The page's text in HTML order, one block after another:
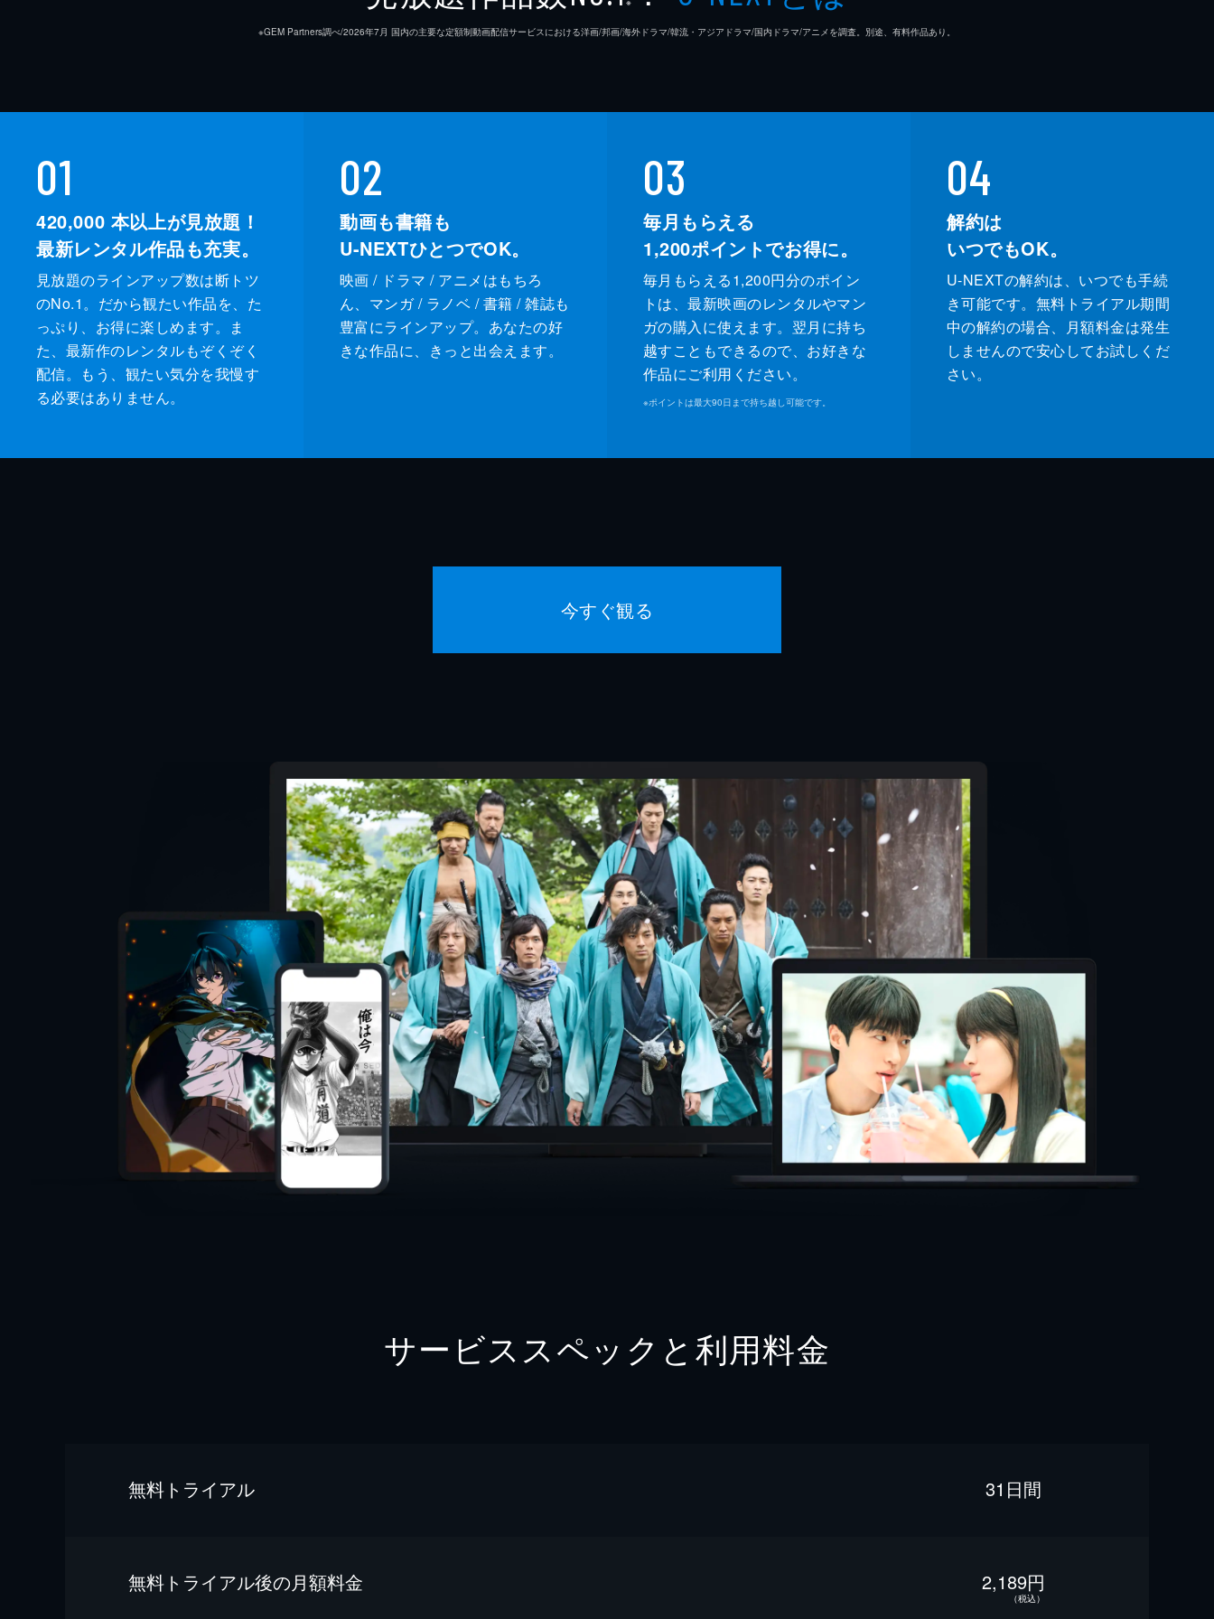
※GEM Partners調べ/2026年7⽉ 国内の主要な定額制動画配信サービスにおける洋画/邦画/海外ドラマ/韓流・アジアドラマ/国内ドラマ/アニメを調査。別途、有料作品あり。
01
420,000 本以上が見放題！
最新レンタル作品も充実。
見放題のラインアップ数は断トツ
のNo.1。だから観たい作品を、た
っぷり、お得に楽しめます。ま
た、最新作のレンタルもぞくぞく
配信。もう、観たい気分を我慢す
る必要はありません。
02
動画も書籍も
U-NEXTひとつでOK。
映画 / ドラマ / アニメはもちろ
ん、マンガ / ラノベ / 書籍 / 雑誌も
豊富にラインアップ。あなたの好
きな作品に、きっと出会えます。
03
毎月もらえる
1,200ポイントでお得に。
毎月もらえる1,200円分のポイン
トは、最新映画のレンタルやマン
ガの購入に使えます。翌月に持ち
越すこともできるので、お好きな
作品にご利用ください。
※ポイントは最大90日まで持ち越し可能です。
04
解約は
いつでもOK。
U-NEXTの解約は、いつでも手続
き可能です。無料トライアル期間
中の解約の場合、月額料金は発生
しませんので安心してお試しくだ
さい。
今すぐ観る
サービススペックと利用料金
無料トライアル 31日間
無料トライアル後の⽉額料金 2,189円
（税込）